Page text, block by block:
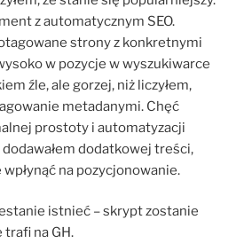
z automatycznym SEO.
strony z konkretnymi
w pozycje w wyszukiwarce
źle, ale gorzej, niż liczyłem,
metadanymi. Chęć
prostoty i automatyzacji
dodawałem dodatkowej treści,
na pozycjonowanie.
istnieć – skrypt zostanie
trafi na GH.